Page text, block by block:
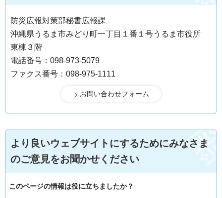
防災広報対策部秘書広報課
沖縄県うるま市みどり町一丁目１番１号うるま市役所
東棟３階
電話番号：098-973-5079
ファクス番号：098-975-1111
より良いウェブサイトにするためにみなさま
のご意見をお聞かせください
このページの情報は役に立ちましたか？